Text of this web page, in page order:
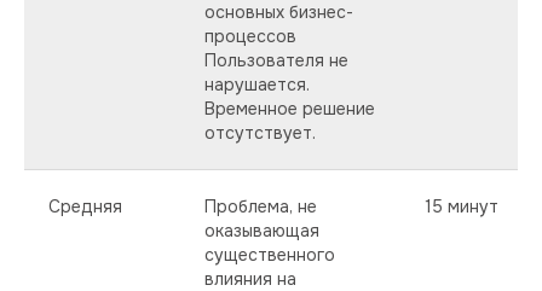
основных бизнес-
процессов
Пользователя не
нарушается.
Временное решение
отсутствует.
Средняя
Проблема, не
оказывающая
существенного
влияния на
15 минут